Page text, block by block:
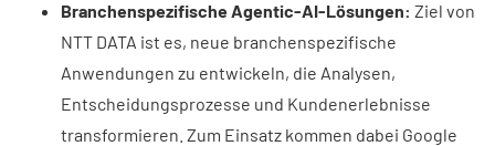
Branchenspezifische Agentic-AI-Lösungen: Ziel von
NTT DATA ist es, neue branchenspezifische
Anwendungen zu entwickeln, die Analysen,
Entscheidungsprozesse und Kundenerlebnisse
transformieren. Zum Einsatz kommen dabei Google